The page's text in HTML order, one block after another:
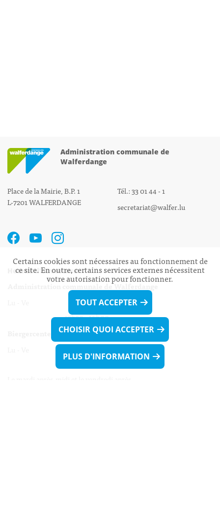
Administration communale de
Walferdange
Place de la Mairie, B.P. 1
L-7201 WALFERDANGE
Tél.: 33 01 44 - 1
secretariat@walfer.lu
Heures d’ouverture:
Administration communale de Walferdange
Lu - Ve 08h00 - 11h30
13h30 - 16h00
Lu - Ve 08h00 - 11h30
13h30 - 16h00
Certains cookies sont nécessaires au fonctionnement de
ce site. En outre, certains services externes nécessitent
votre autorisation pour fonctionner.
TOUT ACCEPTER
CHOISIR QUOI ACCEPTER
PLUS D'INFORMATION